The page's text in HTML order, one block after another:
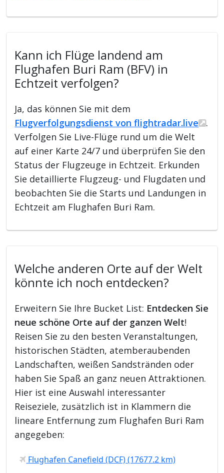
Kann ich Flüge landend am
Flughafen Buri Ram (BFV) in
Echtzeit verfolgen?
Ja, das können Sie mit dem
Flugverfolgungsdienst von flightradar.live
.
Verfolgen Sie Live-Flüge rund um die Welt
auf einer Karte 24/7 und überprüfen Sie den
Status der Flugzeuge in Echtzeit. Erkunden
Sie detaillierte Flugzeug- und Flugdaten und
beobachten Sie die Starts und Landungen in
Echtzeit am Flughafen Buri Ram.
Welche anderen Orte auf der Welt
könnte ich noch entdecken?
Erweitern Sie Ihre Bucket List: Entdecken Sie
neue schöne Orte auf der ganzen Welt!
Reisen Sie zu den besten Veranstaltungen,
historischen Städten, atemberaubenden
Landschaften, weißen Sandstränden oder
haben Sie Spaß an ganz neuen Attraktionen.
Hier ist eine Auswahl interessanter
Reiseziele, zusätzlich ist in Klammern die
lineare Entfernung zum Flughafen Buri Ram
angegeben:
Flughafen Canefield (DCF) (17677.2 km)